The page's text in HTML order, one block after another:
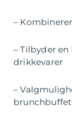
–
– Tilbyder
drikkevarer
–